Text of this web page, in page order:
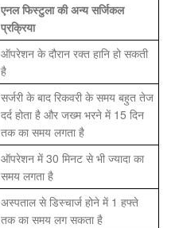
एनल फिस्टुला की अन्य सर्जिकल
प्रक्रिया
ऑपरेशन के दौरान रक्त हानि हो सकती
है
सर्जरी के बाद रिकवरी के समय बहुत तेज
दर्द होता है और जख्म भरने में 15 दिन
तक का समय लगता है
ऑपरेशन में 30 मिनट से भी ज्यादा का
समय लगता है
अस्पताल से डिस्चार्ज होने में 1 हफ्ते
तक का समय लग सकता है